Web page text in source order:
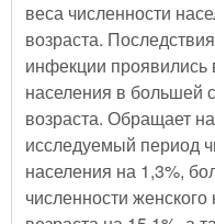
веса численности
возраста.
инфекции проявились
населения в большей
возраста. Обращает
исследуемый период
населения на 1,3%,
численности